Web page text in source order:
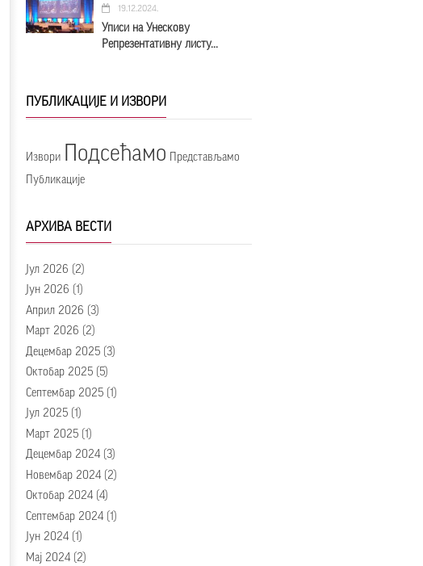
19.12.2024.
Уписи на Унескову
Репрезентативну листу...
ПУБЛИКАЦИЈЕ И ИЗВОРИ
Извори Подсећамо
Представљамо
Публикације
АРХИВА ВЕСТИ
Јул 2026 (2)
Јун 2026 (1)
Април 2026 (3)
Март 2026 (2)
Децембар 2025 (3)
Октобар 2025 (5)
Септембар 2025 (1)
Јул 2025 (1)
Март 2025 (1)
Децембар 2024 (3)
Новембар 2024 (2)
Октобар 2024 (4)
Септембар 2024 (1)
Јун 2024 (1)
Мај 2024 (2)